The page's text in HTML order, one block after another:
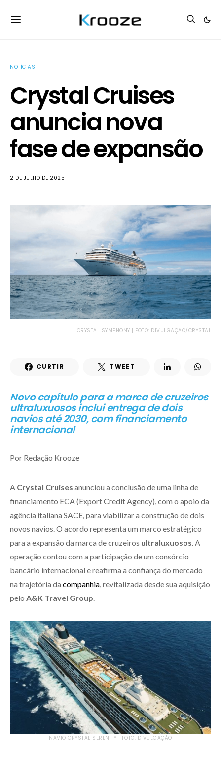
NOTÍCIAS
Crystal Cruises
anuncia nova
fase de expansão
2 DE JULHO DE 2025
CRYSTAL SYMPHONY | FOTO: DIVULGAÇÃO/CRYSTAL
CURTIR TWEET
Novo capítulo para a marca de cruzeiros
ultraluxuosos inclui entrega de dois
navios até 2030, com financiamento
internacional
Por Redação Krooze
A Crystal Cruises anunciou a conclusão de uma linha de
financiamento ECA (Export Credit Agency), com o apoio da
agência italiana SACE, para viabilizar a construção de dois
novos navios. O acordo representa um marco estratégico
para a expansão da marca de cruzeiros ultraluxuosos . A
operação contou com a participação de um consórcio
bancário internacional e reafirma a confiança do mercado
na trajetória da companhia , revitalizada desde sua aquisição
pelo A&K Travel Group
NAVIO CRYSTAL SERENITY | FOTO: DIVULGAÇÃO